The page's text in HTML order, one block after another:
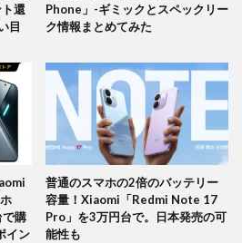
還
目
Phone」-ギミックとスペックリー
ク情報まとめてみた
で購
イン
普通のスマホの2倍のバッテリー
容量！Xiaomi「Redmi Note 17
Pro」を3万円台で。日本発売の可
能性も